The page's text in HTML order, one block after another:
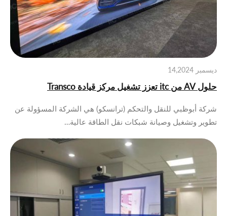
ديسمبر 14,2024
حلول AV من itc تعزز تشغيل مركز قيادة Transco
شركة أبوظبي للنقل والتحكم (ترانسكو) هي الشركة المسؤولة عن
تطوير وتشغيل وصيانة شبكات نقل الطاقة عالية…